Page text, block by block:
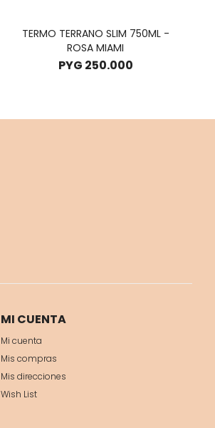
TERMO TERRANO SLIM 750ML -
ROSA MIAMI
PYG 250.000
MI CUENTA
Mi cuenta
Mis compras
Mis direcciones
Wish List